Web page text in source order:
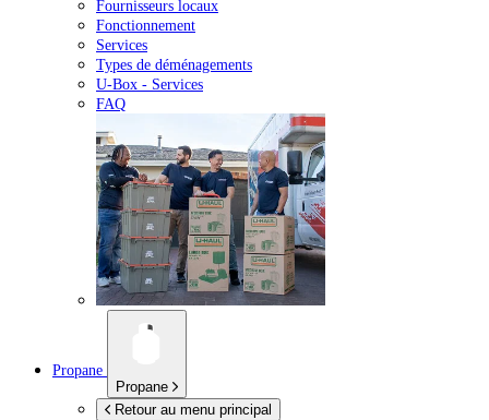
Fournisseurs locaux
Fonctionnement
Services
Types de déménagements
U-Box - Services
FAQ
Propane
Propane
Retour au menu principal